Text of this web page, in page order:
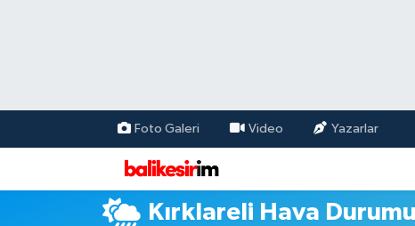
Foto Galeri Video Yazarlar
Kırklareli Hava Durumu